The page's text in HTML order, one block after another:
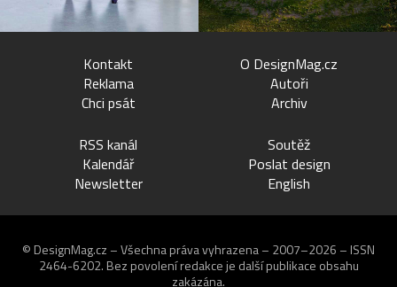
Kontakt
Reklama
Chci psát
O DesignMag.cz
Autoři
Archiv
RSS kanál
Kalendář
Newsletter
Soutěž
Poslat design
English
© DesignMag.cz – Všechna práva vyhrazena – 2007–2026 – ISSN
2464-6202. Bez povolení redakce je další publikace obsahu
zakázána.